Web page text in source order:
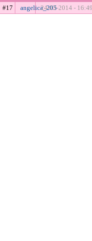
#17 angelica_20524-03-2014 -